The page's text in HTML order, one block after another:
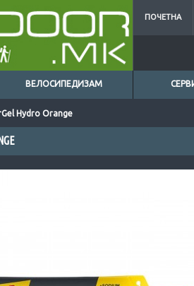
ПОЧЕТНА
ВЕЛОСИПЕДИЗАМ
Hydro Orange